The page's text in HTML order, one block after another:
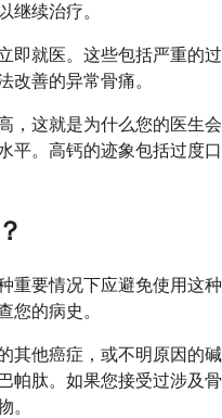
继续治疗。
即就医。这些包括严重的过
改善的异常骨痛。
，这就是为什么您的医生会
平。高钙的迹象包括过度口
重要情况下应避免使用这种
您的病史。
其他癌症，或不明原因的碱
帕肽。如果您接受过涉及骨
。